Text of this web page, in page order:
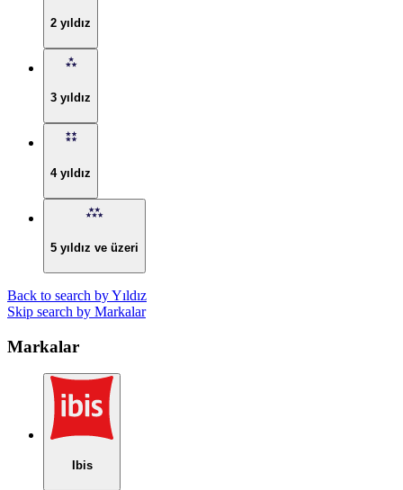
2 yıldız
3 yıldız
4 yıldız
5 yıldız ve üzeri
Back to search by Yıldız
Skip search by Markalar
Markalar
Ibis